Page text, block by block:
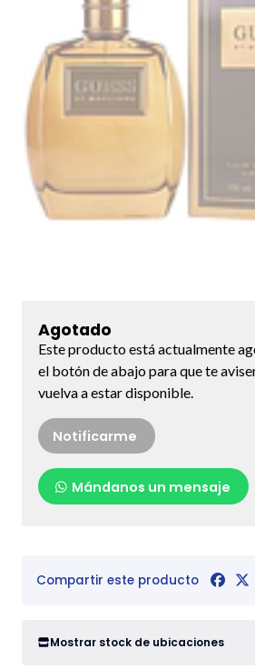
Agotado
Este producto está actualmente
el botón de abajo para que te
vuelva a estar disponible.
Notificarme
Mándanos un mensaje
Compartir este producto
Mostrar stock de ubicaciones